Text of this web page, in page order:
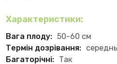
Характеристики:
Вага плоду: 50-60 см
Термін дозрівання:
Багаторічні: Так